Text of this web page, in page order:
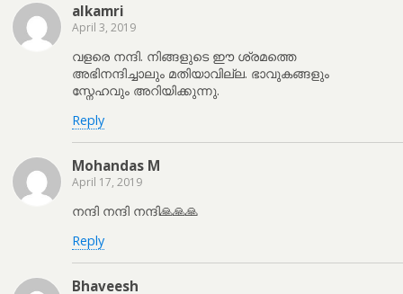
alkamri
April 3, 2019
വളരെ നന്ദി. നിങ്ങളുടെ ഈ ശ്രമത്തെ
അഭിനന്ദിച്ചാലും മതിയാവില്ല. ഭാവുകങ്ങളും
സ്നേഹവും അറിയിക്കുന്നു.
Reply
Mohandas M
April 17, 2019
നന്ദി നന്ദി നന്ദി🙏🙏🙏
Reply
Bhaveesh